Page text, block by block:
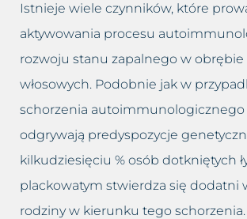
Istnieje wiele czynników, które
aktywowania procesu
rozwoju stanu zapalnego w
włosowych. Podobnie jak w
schorzenia autoimmunologicznego
odgrywają predyspozycje
kilkudziesięciu % osób dotkniętych
plackowatym stwierdza się dodatni
rodziny w kierunku tego